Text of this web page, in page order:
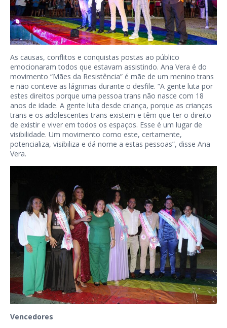
As causas, conflitos e conquistas postas ao público
emocionaram todos que estavam assistindo. Ana Vera é do
movimento “Mães da Resistência” é mãe de um menino trans
e não conteve as lágrimas durante o desfile. “A gente luta por
estes direitos porque uma pessoa trans não nasce com 18
anos de idade. A gente luta desde criança, porque as crianças
trans e os adolescentes trans existem e têm que ter o direito
de existir e viver em todos os espaços. Esse é um lugar de
visibilidade. Um movimento como este, certamente,
potencializa, visibiliza e dá nome a estas pessoas”, disse Ana
Vera.
Vencedores